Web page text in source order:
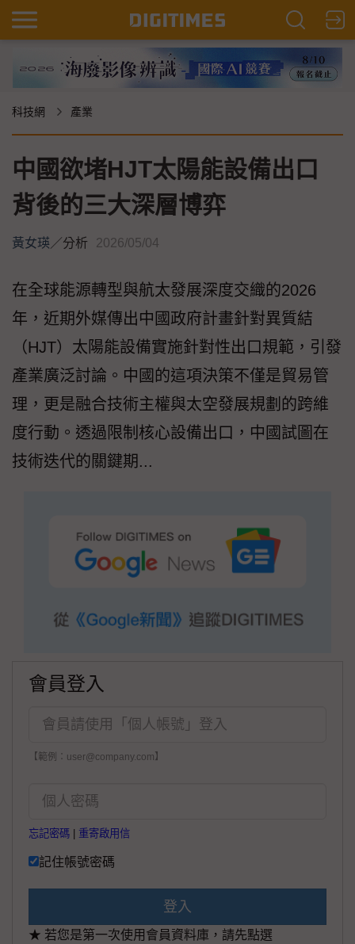
科技網 產業
中國欲堵HJT太陽能設備出口
背後的三大深層博弈
黃女瑛／分析 2026/05/04
在全球能源轉型與航太發展深度交織的2026
年，近期外媒傳出中國政府計畫針對異質結
（HJT）太陽能設備實施針對性出口規範，引發
產業廣泛討論。中國的這項決策不僅是貿易管
理，更是融合技術主權與太空發展規劃的跨維
度行動。透過限制核心設備出口，中國試圖在
技術迭代的關鍵期...
會員登入
【範例：user@company.com】
忘記密碼 重寄啟用信
記住帳號密碼
登入
★ 若您是第一次使用會員資料庫，請先點選